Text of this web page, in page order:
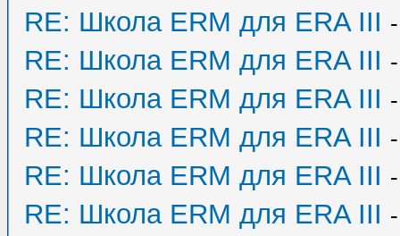
RE: Школа ERM для ERA III
RE: Школа ERM для ERA III
RE: Школа ERM для ERA III
RE: Школа ERM для ERA III
RE: Школа ERM для ERA III
RE: Школа ERM для ERA III